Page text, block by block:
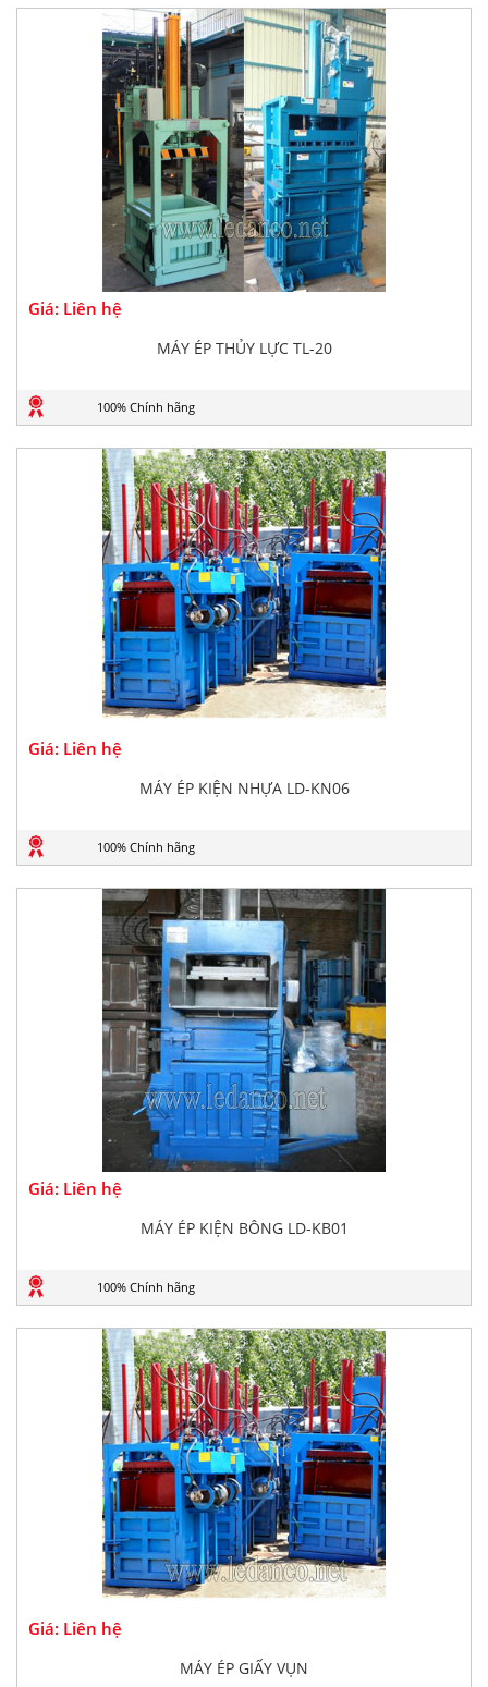
Giá: Liên hệ
MÁY ÉP THỦY LỰC TL-20
100% Chính hãng
Giá: Liên hệ
MÁY ÉP KIỆN NHỰA LD-KN06
100% Chính hãng
Giá: Liên hệ
MÁY ÉP KIỆN BÔNG LD-KB01
100% Chính hãng
Giá: Liên hệ
MÁY ÉP GIẤY VỤN